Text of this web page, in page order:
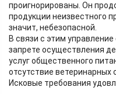
проигнорированы. Он
продукции неизвестного
значит, небезопасной.
В связи с этим
запрете осуществления
услуг общественного
отсутствие ветеринарных
Исковые требования